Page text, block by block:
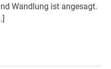
Wandlung ist angesagt.